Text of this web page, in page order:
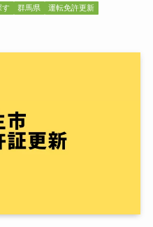
す 群馬県 運転免許更新